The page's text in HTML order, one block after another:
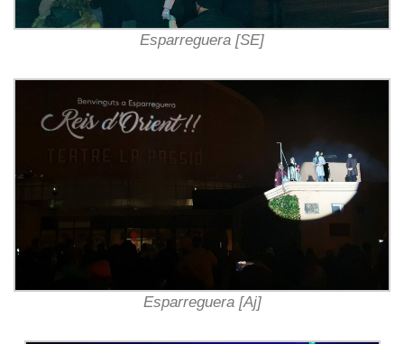
Esparreguera [SE]
Esparreguera [Aj]